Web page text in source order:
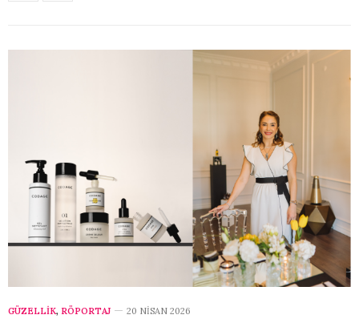
GÜZELLİK, RÖPORTAJ 20 NISAN 2026